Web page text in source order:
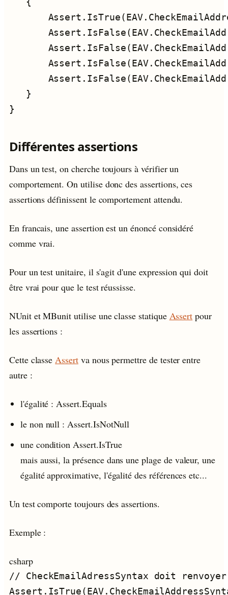
Différentes assertions
Dans un test, on cherche toujours à vérifier un
comportement. On utilise donc des assertions, ces
assertions définissent le comportement attendu.
En francais, une assertion est un énoncé considéré
comme vrai.
Pour un test unitaire, il s'agit d'une expression qui doit
être vrai pour que le test réussisse.
NUnit et MBunit utilise une classe statique Assert pour
les assertions :
Cette classeAssertva nous permettre de tester entre
autre :
l'égalité : Assert.Equals
le non null : Assert.IsNotNull
une condition Assert.IsTrue
mais aussi, la présence dans une plage de valeur, une
égalité approximative, l'égalité des références etc...
Un test comporte toujours des assertions.
Exemple :
csharp